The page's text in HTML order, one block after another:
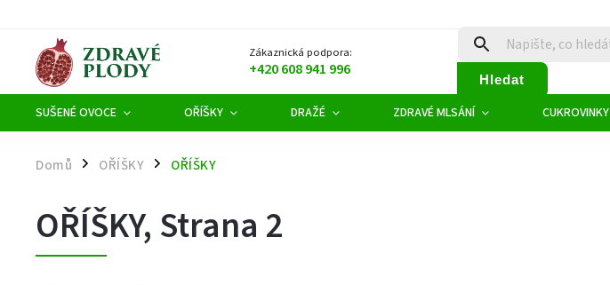
Zákaznická podpora:
+420 608 941 996 Hledat
SUŠENÉ OVOCE OŘÍŠKY DRAŽÉ ZDRAVÉ MLSÁNÍ CUKROVINKY
Domů / OŘÍŠKY / OŘÍŠKY
OŘÍŠKY, Strana 2